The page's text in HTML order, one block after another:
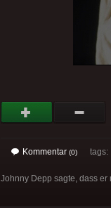
Kommentar (0) tags:
Johnny Depp sagte, dass